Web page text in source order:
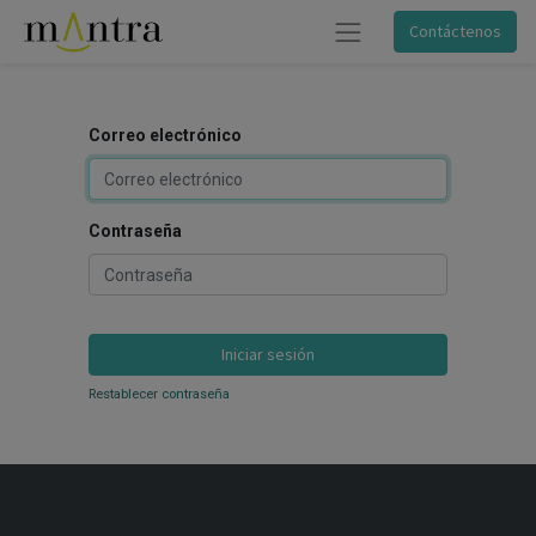
Contáctenos
Correo electrónico
Contraseña
Iniciar sesión
Restablecer contraseña